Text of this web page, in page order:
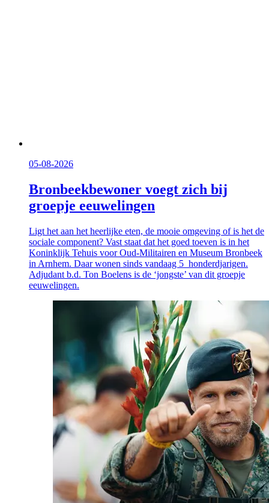
05-08-2026
Bronbeekbewoner voegt zich bij
groepje eeuwelingen
Ligt het aan het heerlijke eten, de mooie omgeving of is het de
sociale component? Vast staat dat het goed toeven is in het
Koninklijk Tehuis voor Oud-Militairen en Museum Bronbeek
in Arnhem. Daar wonen sinds vandaag 5 honderdjarigen.
Adjudant b.d. Ton Boelens is de ‘jongste’ van dit groepje
eeuwelingen.